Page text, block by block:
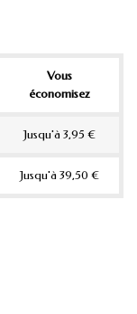
Vous
économisez
Jusqu'à 3,95 €
Jusqu'à 39,50 €